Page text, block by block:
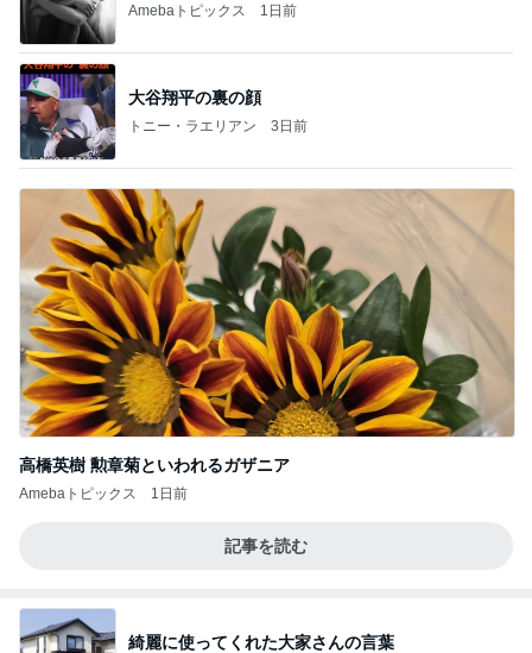
Amebaトピックス 1日前
大谷翔平の裏の顔
トニー・ラエリアン 3日前
高橋英樹 勲章菊といわれるガザニア
Amebaトピックス 1日前
記事を読む
綺麗に使ってくれた大家さんの言葉